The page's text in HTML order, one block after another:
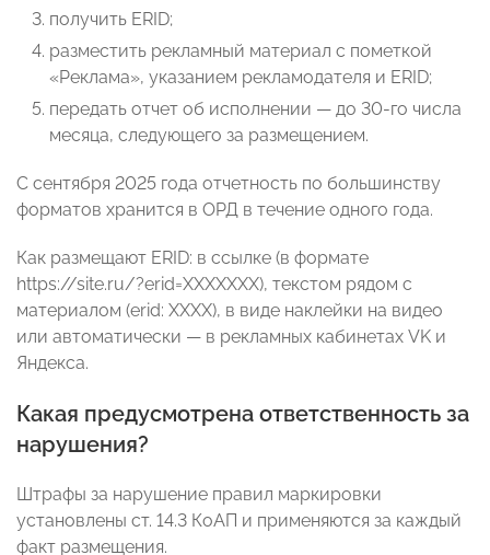
получить ERID;
разместить рекламный материал с пометкой
«Реклама», указанием рекламодателя и ERID;
передать отчет об исполнении — до 30-го числа
месяца, следующего за размещением.
С сентября 2025 года отчетность по большинству
форматов хранится в ОРД в течение одного года.
Как размещают ERID: в ссылке (в формате
https://site.ru/?erid=XXXXXXX), текстом рядом с
материалом (erid: XXXX), в виде наклейки на видео
или автоматически — в рекламных кабинетах VK и
Яндекса.
Какая предусмотрена ответственность за
нарушения?
Штрафы за нарушение правил маркировки
установлены ст. 14.3 КоАП и применяются за каждый
факт размещения.